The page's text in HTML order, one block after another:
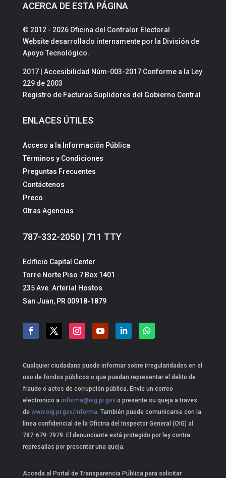
ACERCA DE ESTA PÁGINA
© 2012 - 2026 Oficina del Contralor Electoral
Website desarrollado internamente por la División de
Apoyo Tecnológico.
2017 | Accesibilidad Núm-003-2017 Conforme a la Ley
229 de 2003
Registro de Facturas Suplidores del Gobierno Central
ENLACES ÚTILES
Acceso a la Información Pública
Términos y Condiciones
Preguntas Frecuentes
Contáctenos
Preco
Otras Agencias
787-332-2050 | 711 TTY
Edificio Capital Center
Torre Norte Piso 7 Box 1401
235 Ave. Arterial Hostos
San Juan, PR 00918-1879
Cualquier ciudadano puede informar sobre irregularidades en el
uso de fondos públicos o que puedan representar el delito de
fraude o actos de corrupción pública. Envíe un correo
electronico a informa@oig.pr.govo presente su queja a traves
dewww.oig.pr.gov/informa. También puede comunicarse con la
línea confidencial de la Oficina del Inspector General (OIG) al
787-679-7979. El denunciante está protegido por ley contra
represalias por presentar una queja.
Acceda al Portal de Transparencia Pública para solicitar